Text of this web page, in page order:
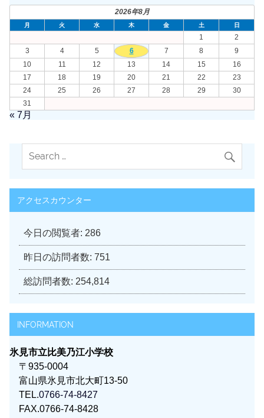
2026年8月
月 火 水 木 金 土 日
1
2
3
4 5 6 7 8
9
10
11 12 13 14 15
16
17
18 19 20 21 22
23
24
25 26 27 28 29
30
31
« 7月
アクセスカウンター
今日の閲覧者: 286
昨日の訪問者数: 751
総訪問者数: 254,814
INFORMATION
氷見市立比美乃江小学校
〒935-0004
富山県氷見市北大町13-50
TEL.0766-74-8427
FAX.0766-74-8428